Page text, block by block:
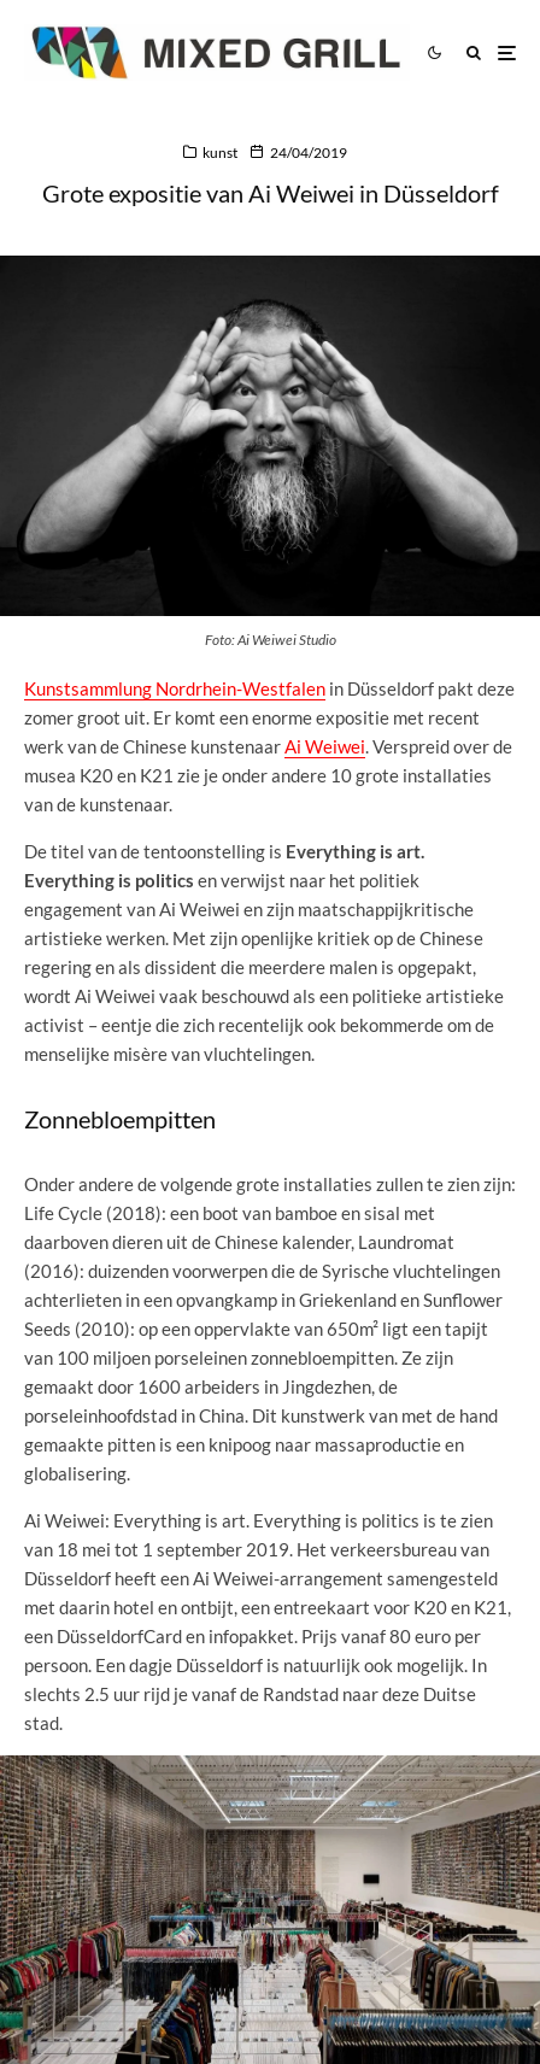
kunst 24/04/2019
Grote expositie van Ai Weiwei in Düsseldorf
Foto: Ai Weiwei Studio
Kunstsammlung Nordrhein-Westfalen in Düsseldorf pakt deze
zomer groot uit. Er komt een enorme expositie met recent
werk van de Chinese kunstenaarAi Weiwei. Verspreid over de
musea K20 en K21 zie je onder andere 10 grote installaties
van de kunstenaar.
De titel van de tentoonstelling is Everything is art.
Everything is politics en verwijst naar het politiek
engagement van Ai Weiwei en zijn maatschappijkritische
artistieke werken. Met zijn openlijke kritiek op de Chinese
regering en als dissident die meerdere malen is opgepakt,
wordt Ai Weiwei vaak beschouwd als een politieke artistieke
activist – eentje die zich recentelijk ook bekommerde om de
menselijke misère van vluchtelingen.
Zonnebloempitten
Onder andere de volgende grote installaties zullen te zien zijn:
Life Cycle (2018): een boot van bamboe en sisal met
daarboven dieren uit de Chinese kalender, Laundromat
(2016): duizenden voorwerpen die de Syrische vluchtelingen
achterlieten in een opvangkamp in Griekenland en Sunflower
Seeds (2010): op een oppervlakte van 650m² ligt een tapijt
van 100 miljoen porseleinen zonnebloempitten. Ze zijn
gemaakt door 1600 arbeiders in Jingdezhen, de
porseleinhoofdstad in China. Dit kunstwerk van met de hand
gemaakte pitten is een knipoog naar massaproductie en
globalisering.
Ai Weiwei: Everything is art. Everything is politics is te zien
van 18 mei tot 1 september 2019. Het verkeersbureau van
Düsseldorf heeft een Ai Weiwei-arrangement samengesteld
met daarin hotel en ontbijt, een entreekaart voor K20 en K21,
een DüsseldorfCard en infopakket. Prijs vanaf 80 euro per
persoon. Een dagje Düsseldorf is natuurlijk ook mogelijk. In
slechts 2.5 uur rijd je vanaf de Randstad naar deze Duitse
stad.